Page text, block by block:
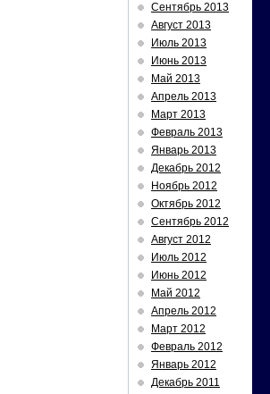
Сентябрь 2013
Август 2013
Июль 2013
Июнь 2013
Май 2013
Апрель 2013
Март 2013
Февраль 2013
Январь 2013
Декабрь 2012
Ноябрь 2012
Октябрь 2012
Сентябрь 2012
Август 2012
Июль 2012
Июнь 2012
Май 2012
Апрель 2012
Март 2012
Февраль 2012
Январь 2012
Декабрь 2011